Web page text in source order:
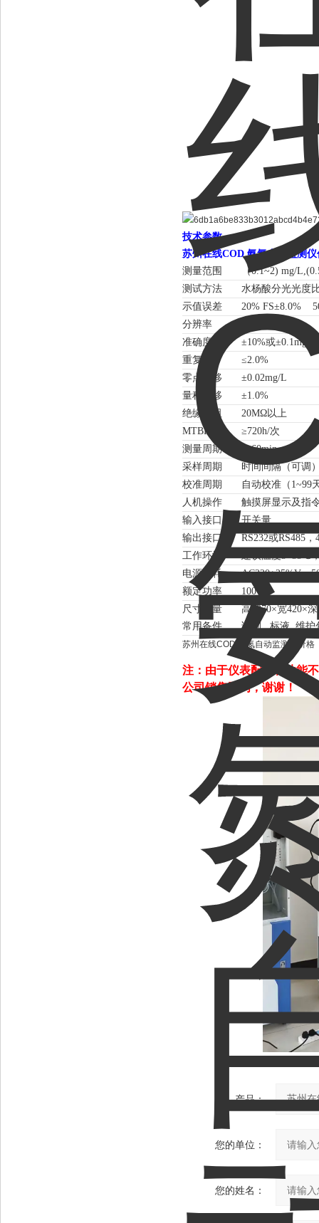
技术参数
苏州在线COD 氨氮自动监测仪
测量范围
（0.1~2) mg/
测试方法
水杨酸分光光度
示值误差
20% FS±8.0%
分辨率
准确度
±10%或±0.1mg/
重复性
≤2.0%
零点漂移
±0.02mg/L
量程漂移
±1.0%
绝缘电阻
20MΩ以上
MTBF
≥720h/次
测量周期
＜60min
采样周期
时间间隔（可调
校准周期
自动校准（ 1~99
人机操作
触摸屏显示及指
输入接口
开关量
输出接口
RS232或RS485，
工作环境
建议温度5~35℃
电源功耗
AC220±25%V，
额定功率
100W
尺寸重量
高 1370×宽420×
常用备件
试剂标液 维护
苏州在线COD 氨氮自动监测仪价格
注：由于仪表配置和功能
公司销售顾问，谢谢！
产品：
您的单位：
您的姓名：